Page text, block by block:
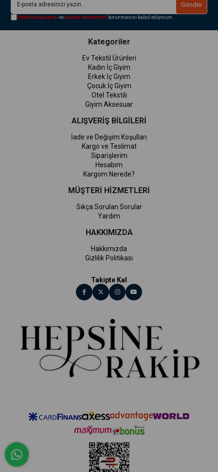
Gönder
Üyelik koşullarını ve kişisel verilerimin korunmasını kabul ediyorum.
Kategoriler
Ev Tekstil Ürünleri
Kadın İç Giyim
Erkek İç Giyim
Çocuk İç Giyim
Otel Tekstili
Giyim Aksesuar
ALIŞVERİŞ BİLGİLERİ
İade ve Değişim Koşulları
Kargo ve Teslimat
Siparişlerim
Hesabım
Kargom Nerede?
MÜŞTERİ HİZMETLERİ
Sıkça Sorulan Sorular
Yardım
HAKKIMIZDA
Hakkımızda
Gizlilik Politikası
Takipte Kal